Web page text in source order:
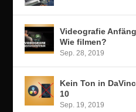
Videografie
Wie filmen?
Sep. 28, 2019
Kein Ton in
10
Sep. 19, 2019